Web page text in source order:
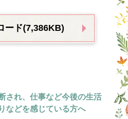
ード(7,386KB)
され、仕事など今後の生活
などを感じている方へ